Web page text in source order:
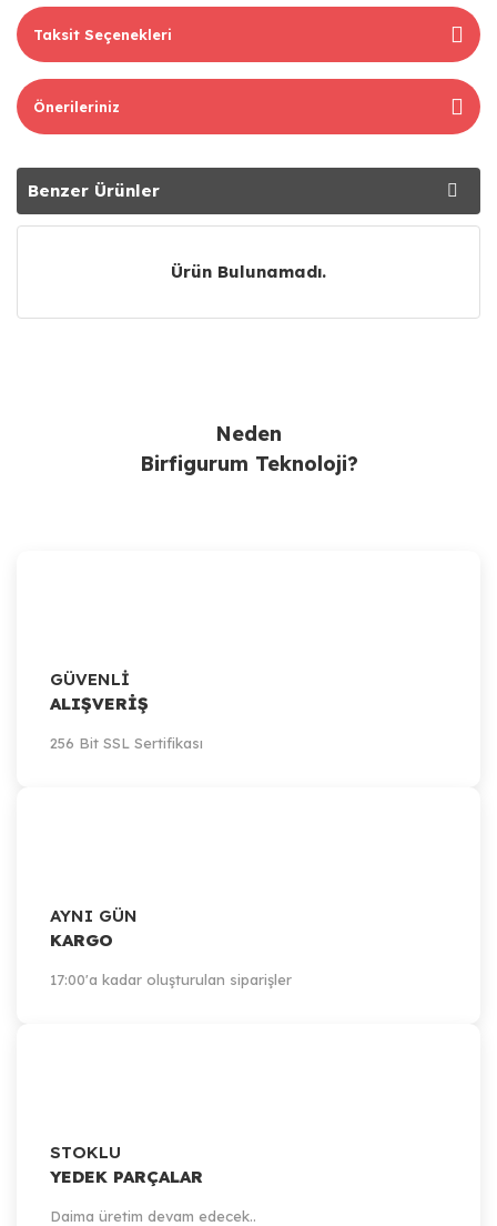
Taksit Seçenekleri
Önerileriniz
Benzer Ürünler
Tavsiye Ürünler
Ürün Bulunamadı.
Neden
Birfigurum Teknoloji?
GÜVENLİ
ALIŞVERİŞ
256 Bit SSL Sertifikası
AYNI GÜN
KARGO
17:00'a kadar oluşturulan siparişler
STOKLU
YEDEK PARÇALAR
Daima üretim devam edecek..